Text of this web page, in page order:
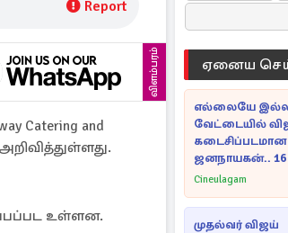
Report
விளம்பரம்
Catering and
உள்ளன.
ஏனைய
எல்லையே
வேட்டையில்
கடைசிப்படமான
ஜனநாயகன்.. 16
பாக்ஸ் ஆபிஸ்
Cineulagam
முதல்வர் விஜய்